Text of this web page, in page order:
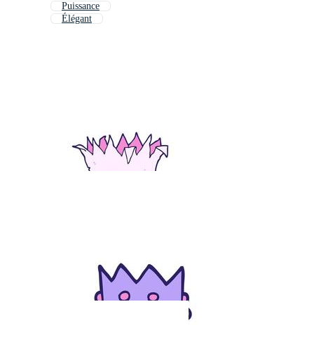
Puissance
Élégant